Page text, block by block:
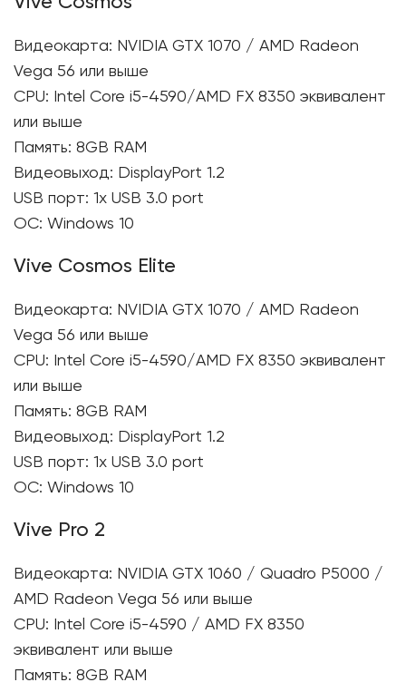
Видеокарта: NVIDIA GTX 1070 / AMD Radeon
Vega 56 или выше
CPU: Intel Core i5-4590/AMD FX 8350 эквивалент
или выше
Память: 8GB RAM
Видеовыход: DisplayPort 1.2
USB порт: 1x USB 3.0 port
ОС: Windows 10
Vive Cosmos Elite
Видеокарта: NVIDIA GTX 1070 / AMD Radeon
Vega 56 или выше
CPU: Intel Core i5-4590/AMD FX 8350 эквивалент
или выше
Память: 8GB RAM
Видеовыход: DisplayPort 1.2
USB порт: 1x USB 3.0 port
ОС: Windows 10
Vive Pro 2
Видеокарта: NVIDIA GTX 1060 / Quadro P5000 /
AMD Radeon Vega 56 или выше
CPU: Intel Core i5-4590 / AMD FX 8350
эквивалент или выше
Память: 8GB RAM